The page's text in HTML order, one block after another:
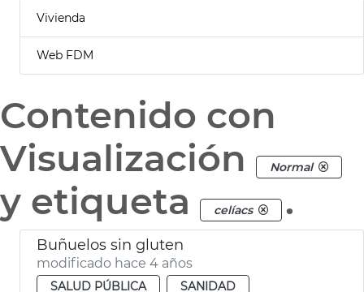
Vivienda
Web FDM
Contenido con
Visualización
Normal
y etiqueta celíacs .
Buñuelos sin gluten
modificado hace 4 años
SALUD PÚBLICA
SANIDAD